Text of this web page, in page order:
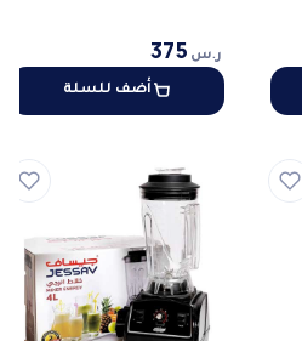
ر.س 375
أضف للسلة